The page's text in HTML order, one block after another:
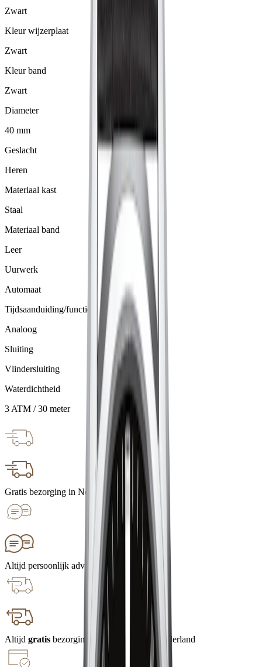
Zwart
Kleur wijzerplaat
Zwart
Kleur band
Zwart
Diameter
40 mm
Geslacht
Heren
Materiaal kast
Staal
Materiaal band
Leer
Uurwerk
Automaat
Tijdsaanduiding/functie
Analoog
Sluiting
Vlindersluiting
Waterdichtheid
3 ATM / 30 meter
Gratis bezorging in Nederland
Altijd persoonlijk advies
Altijd gratis bezorging en retourneren in Nederland